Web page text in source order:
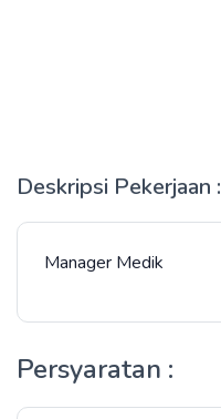
Deskripsi Pekerjaan :
Manager Medik
Persyaratan :